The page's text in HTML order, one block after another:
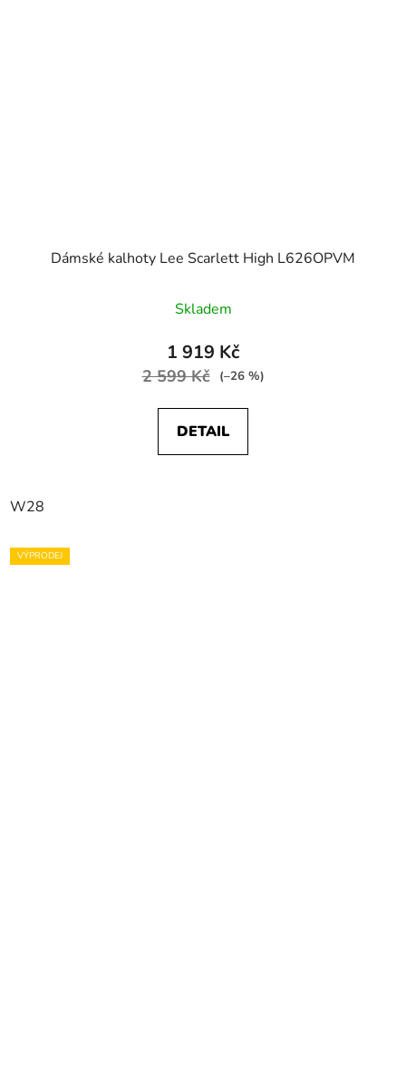
Dámské kalhoty Lee Scarlett High L626OPVM
Skladem
1 919 Kč
2 599 Kč (–26 %)
DETAIL
W28
VÝPRODEJ